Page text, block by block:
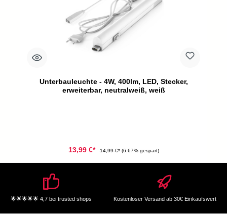
Unterbauleuchte - 4W, 400lm, LED, Stecker,
erweiterbar, neutralweiß, weiß
13,99 €* 14,99 €* (6.67% gespart)
🌟🌟🌟🌟🌟 4,7 bei trusted shops Kostenloser Versand ab 30€ Einkaufswert